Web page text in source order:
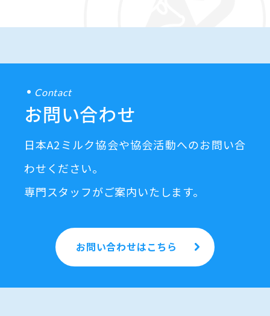
Contact
お問い合わせ
日本A2ミルク協会や協会活動へのお問い合
わせください。
専門スタッフがご案内いたします。
お問い合わせはこちら